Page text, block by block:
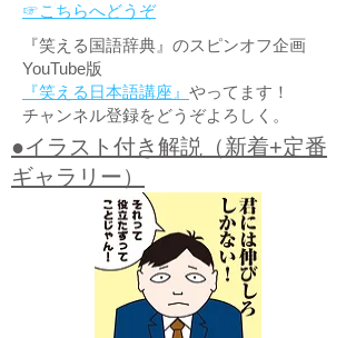
☞こちらへどうぞ
『笑える国語辞典』のスピンオフ企画
YouTube版
『笑える日本語講座』 やってます！
チャンネル登録をどうぞよろしく。
●イラスト付き解説（新着+定番
ギャラリー）